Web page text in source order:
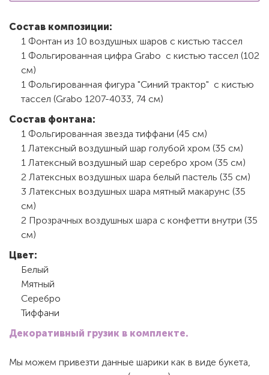
Состав композиции:
1 Фонтан из 10 воздушных шаров с кистью тассел
1 Фольгированная цифра Grabo с кистью тассел (102
см)
1 Фольгированная фигура "Синий трактор" с кистью
тассел (Grabo 1207-4033, 74 см)
Состав фонтана:
1 Фольгированная звезда тиффани (45 см)
1 Латексный воздушный шар голубой хром (35 см)
1 Латексный воздушный шар серебро хром (35 см)
2 Латексных воздушных шара белый пастель (35 см)
3 Латексных воздушных шара мятный макарунс (35
см)
2 Прозрачных воздушных шара с конфетти внутри (35
см)
Цвет:
Белый
Мятный
Серебро
Тиффани
Декоративный грузик в комплекте.
Мы можем привезти данные шарики как в виде букета,